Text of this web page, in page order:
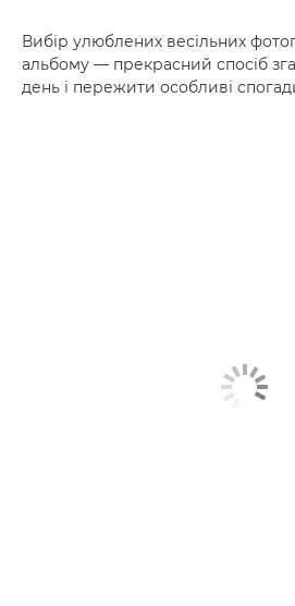
Вибір улюблених весільних
альбому — прекрасний спосіб
день і пережити особливі